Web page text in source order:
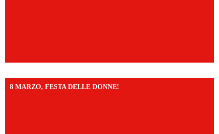
8 MARZO, FESTA DELLE DONNE!